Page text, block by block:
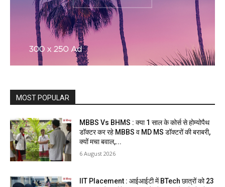
MOST POPULAR
MBBS Vs BHMS : क्या 1 साल के कोर्स से होम्योपैथ
डॉक्टर कर रहे MBBS व MD MS डॉक्टरों की बराबरी,
क्यों मचा बवाल,...
6 August 2026
IIT Placement : आईआईटी में BTech छात्रों को 23